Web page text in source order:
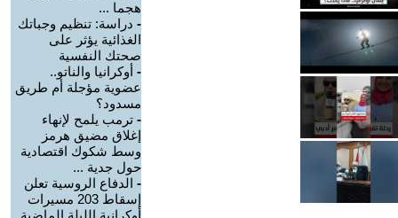
هجما ...
- دراسة: تنظيم وجباتك
الغذائية يؤثر على
صحتك النفسية
- أوكرانيا والناتو..
عضوية مؤجلة أم طريق
مسدود؟
- ترمب يلمح لإنهاء
إغلاق مضيق هرمز
وسط شكوك اقتصادية
حول جدية ...
- الدفاع الروسية تعلن
إسقاط 203 مسيرات
أوكرانية الليلة الماضية